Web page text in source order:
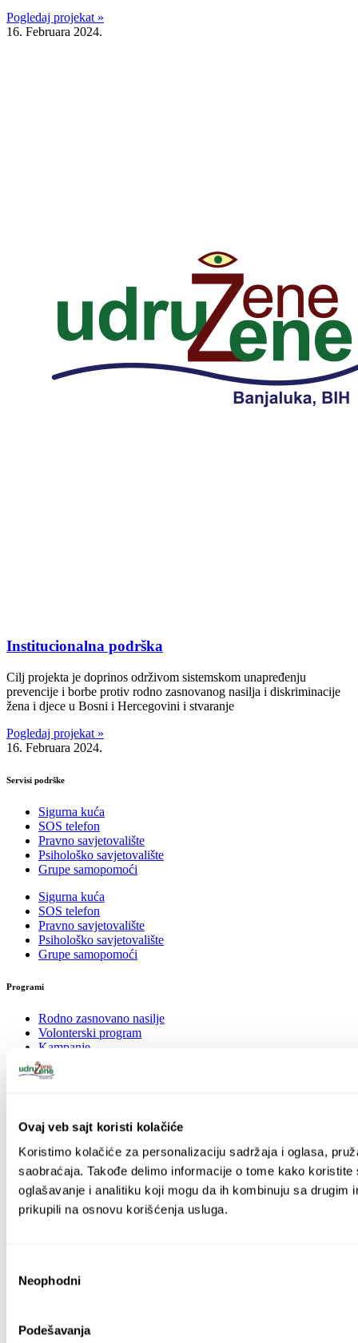
Ovaj veb sajt koristi kolačiće
Koristimo kolačiće za personalizaciju sadržaja i oglasa,
saobraćaja. Takođe delimo informacije o tome kako
oglašavanje i analitiku koji mogu da ih kombinuju sa drugim
prikupili na osnovu korišćenja usluga.
сагласности
Neophodni
Podešavanja
Pogledaj projekat »
16. Februara 2024.
Institucionalna podrška
Cilj projekta je doprinos održivom sistemskom unapređenju
prevencije i borbe protiv rodno zasnovanog nasilja i diskriminacije
žena i djece u Bosni i Hercegovini i stvaranje
Pogledaj projekat »
16. Februara 2024.
Servisi podrške
Sigurna kuća
SOS telefon
Pravno savjetovalište
Psihološko savjetovalište
Grupe samopomoći
Sigurna kuća
SOS telefon
Pravno savjetovalište
Psihološko savjetovalište
Grupe samopomoći
Programi
Rodno zasnovano nasilje
Volonterski program
Kampanje
Rodno zasnovano nasilje
Misija i rad
Upravni odbor
Naš tim
Donatori
Upravni odbor
Mreže i partnerstva
Galerija